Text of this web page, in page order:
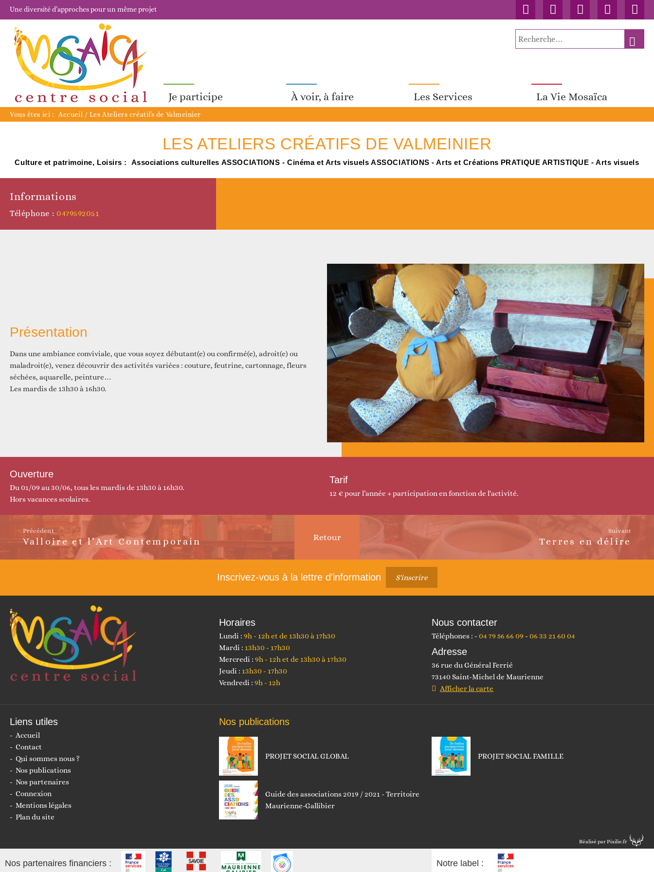
Une diversité d’approches pour un même projet
Accueil Contact ConnexionNos
publications
Recherche
pour
Je participe
Devenir bénévole
Faire un don
À voir, à faire
Nos actualités
Les Services
Accès aux droits
La Vie Mosaïca
Vous êtes ici : Accueil / Les Ateliers créatifs de Valmeinier
LES ATELIERS CRÉATIFS DE VALMEINIER
Culture et patrimoine, Loisirs : Associations culturelles ASSOCIATIONS - Cinéma et Arts visuels ASSOCIATIONS - Arts et Créations PRATIQUE ARTISTIQUE - Arts visuels
Informations
Téléphone : 0479592051
Présentation
Dans une ambiance conviviale, que vous soyez débutant(e) ou confirmé(e), adroit(e) ou
maladroit(e), venez découvrir des activités variées : couture, feutrine, cartonnage, fleurs
séchées, aquarelle, peinture…
Les mardis de 13h30 à 16h30.
Ouverture
Du 01/09 au 30/06, tous les mardis de 13h30 à 16h30.
Hors vacances scolaires.
Tarif
12 € pour l’année + participation en fonction de l'activité.
Retour
Précédent
ArticleValloire et l’Art Contemporain
Suivant
Terres en délire
Inscrivez-vous à la lettre d'information S'inscrire
Horaires
Lundi : 9h - 12h et de 13h30 à 17h30
Mardi : 13h30 - 17h30
Mercredi : 9h - 12h et de 13h30 à 17h30
Jeudi : 13h30 - 17h30
Vendredi : 9h - 12h
Nous contacter
Téléphones : 04 79 56 66 09 06 33 21 60 04
Adresse
36 rue du Général Ferrié
73140 Saint-Michel de Maurienne
Afficher la carte
Liens utiles
Accueil
Contact
Qui sommes nous ?
Nos publications
Nos partenaires
Connexion
Mentions légales
Plan du site
Nos publications
PROJET SOCIAL GLOBAL PROJET SOCIAL FAMILLE
Guide des associations 2019 / 2021 - Territoire
Maurienne-Gallibier
Réalisé par Pixilie.fr
Nos partenaires financiers : Notre label :